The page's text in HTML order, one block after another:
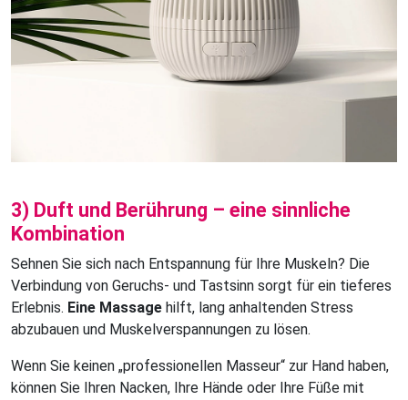
3) Duft und Berührung – eine sinnliche
Kombination
Sehnen Sie sich nach Entspannung für Ihre Muskeln? Die
Verbindung von Geruchs- und Tastsinn sorgt für ein tieferes
Erlebnis. Eine Massage hilft, lang anhaltenden Stress
abzubauen und Muskelverspannungen zu lösen.
Wenn Sie keinen „professionellen Masseur“ zur Hand haben,
können Sie Ihren Nacken, Ihre Hände oder Ihre Füße mit